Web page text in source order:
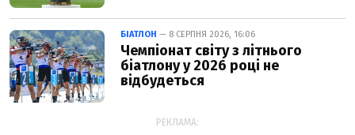
БІАТЛОН — 8 СЕРПНЯ 2026, 16:06
Чемпіонат світу з літнього
біатлону у 2026 році не
відбудеться
РЕКЛАМА: